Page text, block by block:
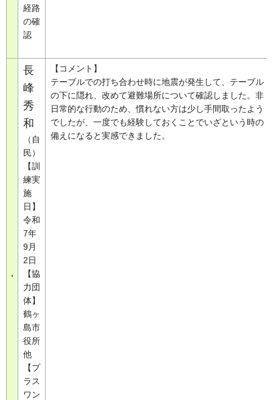
経路
の確
認
長
峰
秀
和
（自
民）
【訓
練実
施
日】
令和
7年
9月
2日
【協
力団
体】
鶴ヶ
島市
役所
他
【プ
ラス
ワン
【コメント】
テーブルでの打ち合わせ時に地震が発生して、テーブル
の下に隠れ、改めて避難場所について確認しました。非
日常的な行動のため、慣れない方は少し手間取ったよう
でしたが、一度でも経験しておくことでいざという時の
備えになると実感できました。